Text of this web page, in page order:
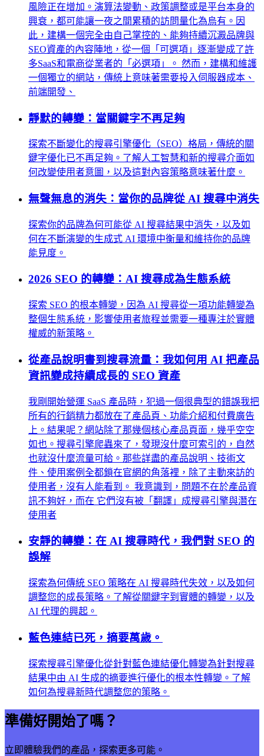
風險正在增加。演算法變動、政策調整或是平台本身的
興衰，都可能讓一夜之間累積的訪問量化為烏有。因
此，建構一個完全由自己掌控的、能夠持續沉澱品牌與
SEO資產的內容陣地，從一個「可選項」逐漸變成了許
多SaaS和電商從業者的「必選項」。 然而，建構和維護
一個獨立的網站，傳統上意味著需要投入伺服器成本、
前端開發、
靜默的轉變：當關鍵字不再足夠
探索不斷變化的搜尋引擎優化（SEO）格局，傳統的關
鍵字優化已不再足夠。了解人工智慧和新的搜尋介面如
何改變使用者意圖，以及這對內容策略意味著什麼。
無聲無息的消失：當你的品牌從 AI 搜尋中消失
探索你的品牌為何可能從 AI 搜尋結果中消失，以及如
何在不斷演變的生成式 AI 環境中衡量和維持你的品牌
能見度。
2026 SEO 的轉變：AI 搜尋成為生態系統
探索 SEO 的根本轉變，因為 AI 搜尋從一項功能轉變為
整個生態系統，影響使用者旅程並需要一種專注於實體
權威的新策略。
從產品說明書到搜尋流量：我如何用 AI 把產品
資訊變成持續成長的 SEO 資產
我剛開始營運 SaaS 產品時，犯過一個很典型的錯誤我把
所有的行銷精力都放在了產品頁、功能介紹和付費廣告
上。結果呢？網站除了那幾個核心產品頁面，幾乎空空
如也。搜尋引擎爬蟲來了，發現沒什麼可索引的，自然
也就沒什麼流量可給。那些詳盡的產品說明、技術文
件、使用案例全都鎖在官網的角落裡，除了主動來訪的
使用者，沒有人能看到。 我意識到，問題不在於產品資
訊不夠好，而在 它們沒有被「翻譯」成搜尋引擎與潛在
使用者
安靜的轉變：在 AI 搜尋時代，我們對 SEO 的
誤解
探索為何傳統 SEO 策略在 AI 搜尋時代失效，以及如何
調整您的成長策略。了解從關鍵字到實體的轉變，以及
AI 代理的興起。
藍色連結已死，摘要萬歲。
探索搜尋引擎優化從針對藍色連結優化轉變為針對搜尋
結果中由 AI 生成的摘要進行優化的根本性轉變。了解
如何為搜尋新時代調整您的策略。
準備好開始了嗎？
立即體驗我們的產品，探索更多可能。